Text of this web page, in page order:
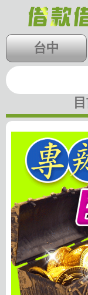
台中
北北基
台北
雲林
高雄
代墊款
隱